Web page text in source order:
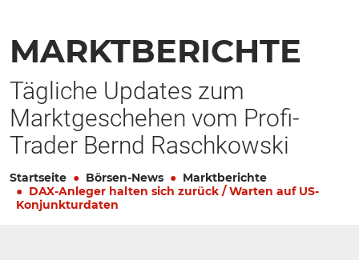
MARKTBERICHTE
Tägliche Updates zum
Marktgeschehen vom Profi-
Trader Bernd Raschkowski
Startseite Börsen-News
Marktberichte
DAX-Anleger halten sich zurück / Warten auf US-
Konjunkturdaten